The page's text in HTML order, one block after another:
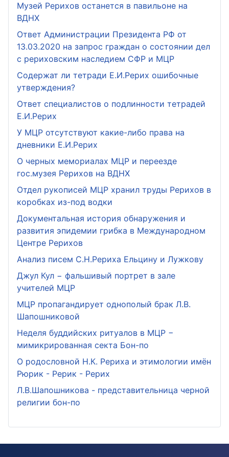
Музей Рерихов останется в павильоне на
ВДНХ
Ответ Администрации Президента РФ от
13.03.2020 на запрос граждан о состоянии дел
с рериховским наследием СФР и МЦР
Содержат ли тетради Е.И.Рерих ошибочные
утверждения?
Ответ специалистов о подлинности тетрадей
Е.И.Рерих
У МЦР отсутствуют какие-либо права на
дневники Е.И.Рерих
О черных мемориалах МЦР и переезде
гос.музея Рерихов на ВДНХ
Отдел рукописей МЦР хранил труды Рерихов в
коробках из-под водки
Документальная история обнаружения и
развития эпидемии грибка в Международном
Центре Рерихов
Анализ писем С.Н.Рериха Ельцину и Лужкову
Джул Кул − фальшивый портрет в зале
учителей МЦР
МЦР пропагандирует однополый брак Л.В.
Шапошниковой
Неделя буддийских ритуалов в МЦР −
мимикрированная секта Бон-по
О родословной Н.К. Рериха и этимологии имён
Рюрик - Рерик - Рерих
Л.В.Шапошникова - представительница черной
религии бон-по